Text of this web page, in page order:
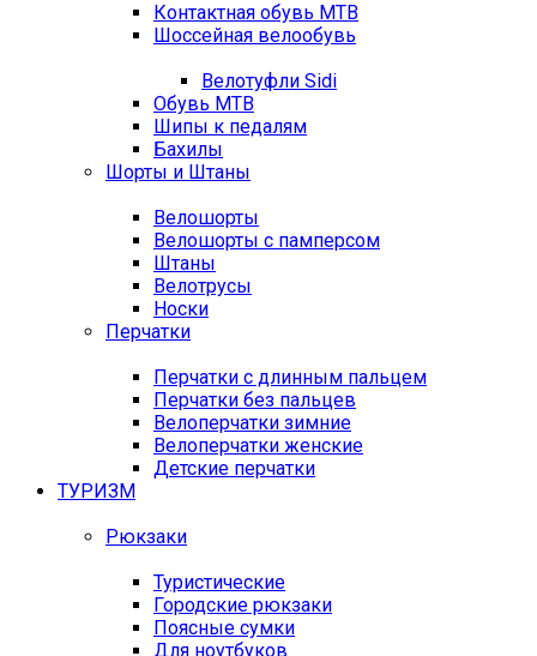
Контактная обувь MTB
Шоссейная велообувь
Велотуфли Sidi
Обувь MTB
Шипы к педалям
Бахилы
Шорты и Штаны
Велошорты
Велошорты с памперсом
Штаны
Велотрусы
Носки
Перчатки
Перчатки с длинным пальцем
Перчатки без пальцев
Велоперчатки зимние
Велоперчатки женские
Детские перчатки
ТУРИЗМ
Рюкзаки
Туристические
Городские рюкзаки
Поясные сумки
Для ноутбуков